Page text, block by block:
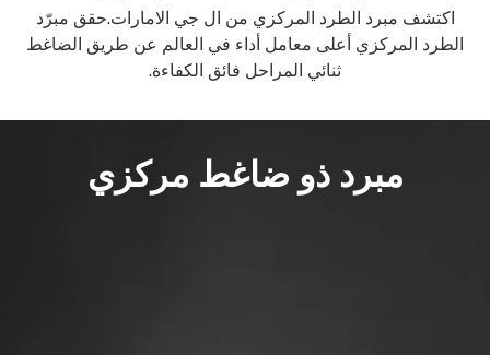
اكتشف مبرد الطرد المركزي من ال جي الامارات.حقق مبرّد
الطرد المركزي أعلى معامل أداء في العالم عن طريق الضاغط
ثنائي المراحل فائق الكفاءة.
مبرد ذو ضاغط مركزي